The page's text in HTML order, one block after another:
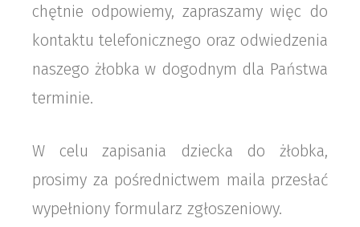
chętnie odpowiemy, zapraszamy więc do
kontaktu telefonicznego oraz odwiedzenia
naszego żłobka w dogodnym dla Państwa
terminie.
W celu zapisania dziecka do żłobka,
prosimy za pośrednictwem maila przesłać
wypełniony formularz zgłoszeniowy.